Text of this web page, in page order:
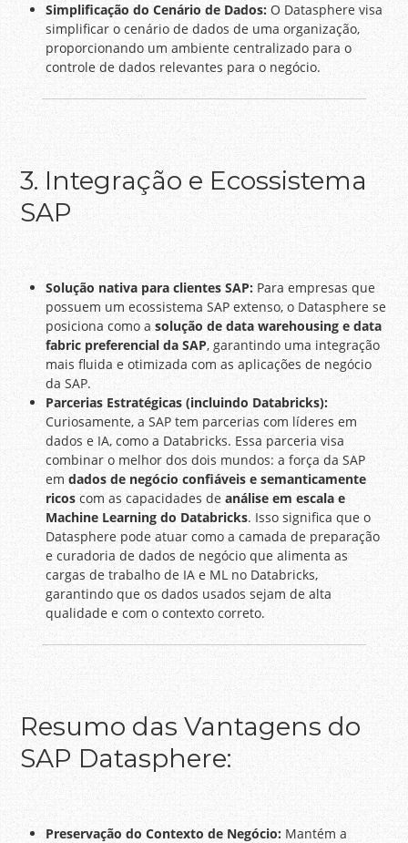
Simplificação do Cenário de Dados: O Datasphere visa
simplificar o cenário de dados de uma organização,
proporcionando um ambiente centralizado para o
controle de dados relevantes para o negócio.
3. Integração e Ecossistema
SAP
Solução nativa para clientes SAP: Para empresas que
possuem um ecossistema SAP extenso, o Datasphere se
posiciona como asolução de data warehousing e data
fabric preferencial da SAP, garantindo uma integração
mais fluida e otimizada com as aplicações de negócio
da SAP.
Parcerias Estratégicas (incluindo Databricks):
Curiosamente, a SAP tem parcerias com líderes em
dados e IA, como a Databricks. Essa parceria visa
combinar o melhor dos dois mundos: a força da SAP
emdados de negócio confiáveis e semanticamente
ricos com as capacidades deanálise em escala e
Machine Learning do Databricks. Isso significa que o
Datasphere pode atuar como a camada de preparação
e curadoria de dados de negócio que alimenta as
cargas de trabalho de IA e ML no Databricks,
garantindo que os dados usados sejam de alta
qualidade e com o contexto correto.
Resumo das Vantagens do
SAP Datasphere:
Preservação do Contexto de Negócio: Mantém a